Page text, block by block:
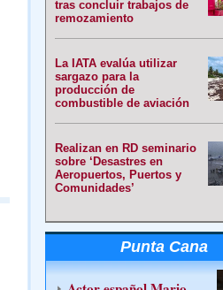
tras concluir trabajos de
remozamiento
La IATA evalúa utilizar
sargazo para la
producción de
combustible de aviación
Realizan en RD seminario
sobre ‘Desastres en
Aeropuertos, Puertos y
Comunidades’
Punta Cana